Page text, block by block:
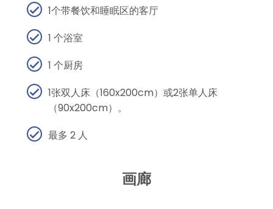
1个带餐饮和睡眠区的客厅
1 个浴室
1 个厨房
1张双人床（160x200cm）或2张单人床
（90x200cm）。
最多 2 人
画廊